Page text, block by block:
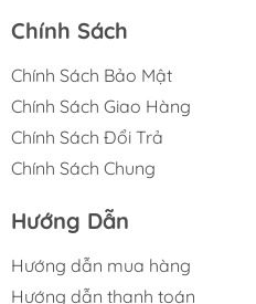
Chính Sách
Chính Sách Bảo Mật
Chính Sách Giao Hàng
Chính Sách Đổi Trả
Chính Sách Chung
Hướng Dẫn
Hướng dẫn mua hàng
Hướng dẫn thanh toán